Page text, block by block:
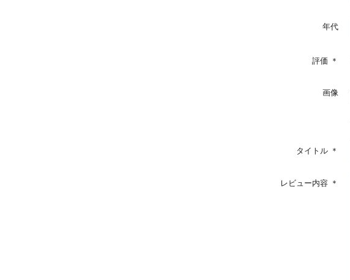
年代
評価 ＊
画像
タイトル ＊
レビュー内容 ＊